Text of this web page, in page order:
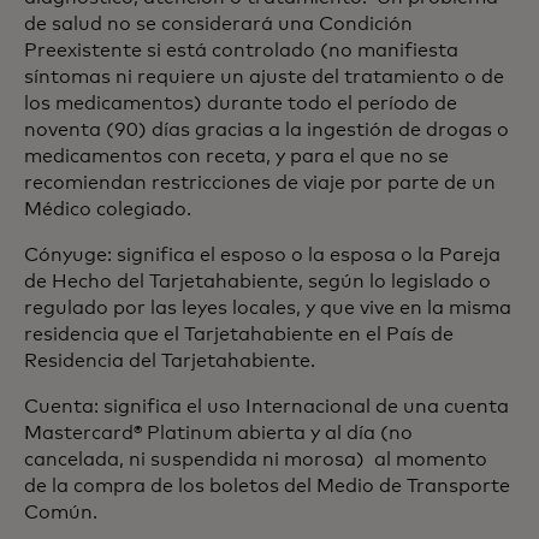
de salud no se considerará una Condición
Preexistente si está controlado (no manifiesta
síntomas ni requiere un ajuste del tratamiento o de
los medicamentos) durante todo el período de
noventa (90) días gracias a la ingestión de drogas o
medicamentos con receta, y para el que no se
recomiendan restricciones de viaje por parte de un
Médico colegiado.
Cónyuge: significa el esposo o la esposa o la Pareja
de Hecho del Tarjetahabiente, según lo legislado o
regulado por las leyes locales, y que vive en la misma
residencia que el Tarjetahabiente en el País de
Residencia del Tarjetahabiente.
Cuenta: significa el uso Internacional de una cuenta
Mastercard® Platinum abierta y al día (no
cancelada, ni suspendida ni morosa) al momento
de la compra de los boletos del Medio de Transporte
Común.